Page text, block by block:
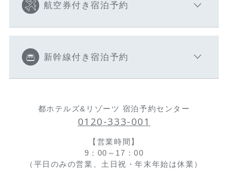
航空券付き宿泊予約
新幹線付き宿泊予約
都ホテルズ&リゾーツ 宿泊予約センター
0120-333-001
【営業時間】
9：00～17：00
（平日のみの営業、土日祝・年末年始は休業）